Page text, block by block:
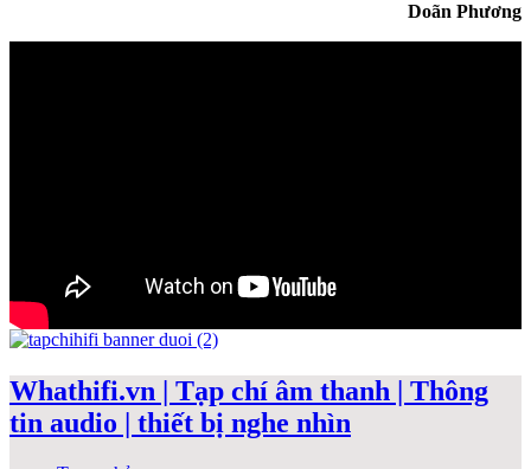
Doãn Phương
Whathifi.vn | Tạp chí âm thanh | Thông
tin audio | thiết bị nghe nhìn